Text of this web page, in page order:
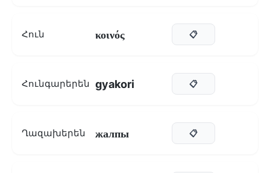
Հուն κοινός 📋
Հունգարերեն gyakori 📋
Ղազախերեն жалпы 📋